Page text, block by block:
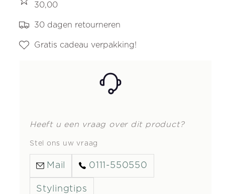
30,00
30 dagen retourneren
Gratis cadeau verpakking!
Heeft u een vraag over dit product?
Stel ons uw vraag
Mail 0111-550550
Stylingtips